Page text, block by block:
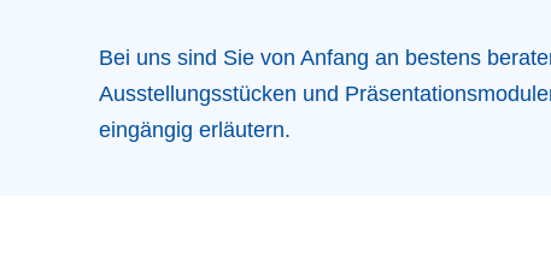
Bei uns sind Sie von Anfang an bestens
Ausstellungsstücken und
eingängig erläutern.